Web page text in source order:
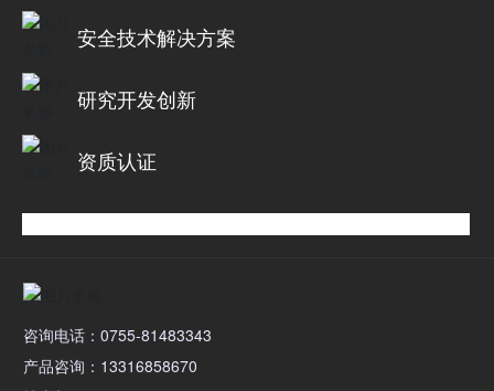
安全技术解决方案
研究开发创新
资质认证
咨询电话：0755-81483343
产品咨询：13316858670